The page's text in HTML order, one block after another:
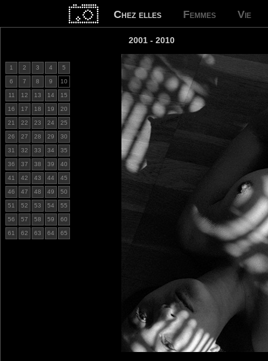
Chez elles Femmes Vie
2001 - 2010
1 2 3 4 5
6 7 8 9 10
11 12 13 14 15
16 17 18 19 20
21 22 23 24 25
26 27 28 29 30
31 32 33 34 35
36 37 38 39 40
41 42 43 44 45
46 47 48 49 50
51 52 53 54 55
56 57 58 59 60
61 62 63 64 65